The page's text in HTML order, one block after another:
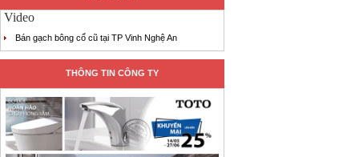
Video
Bán gạch bông cổ cũ tại TP Vinh Nghệ An
THÔNG TIN CÔNG TY